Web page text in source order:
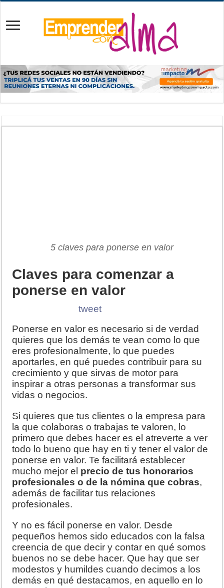
5 claves para ponerse en valor
Claves para comenzar a
ponerse en valor
tweet
Ponerse en valor es necesario si de verdad
quieres que los demás te vean como lo que
eres profesionalmente, lo que puedes
aportarles, en qué puedes contribuir para su
crecimiento y que sirvas de motor para
inspirar a otras personas a transformar sus
vidas o negocios.
Si quieres que tus clientes o la empresa para
la que colaboras o trabajas te valoren, lo
primero que debes hacer es el atreverte a ver
todo lo bueno que hay en ti y tener el valor de
ponerse en valor. Te facilitará establecer
mucho mejor el precio de tus honorarios
profesionales o de la nómina que cobras,
además de facilitar tus relaciones
profesionales.
Y no es fácil ponerse en valor. Desde
pequeños hemos sido educados con la falsa
creencia de que decir y contar en qué somos
buenos no se debe hacer. Que hay que ser
modestos y humildes cuando decimos a los
demás en qué destacamos, en aquello en lo